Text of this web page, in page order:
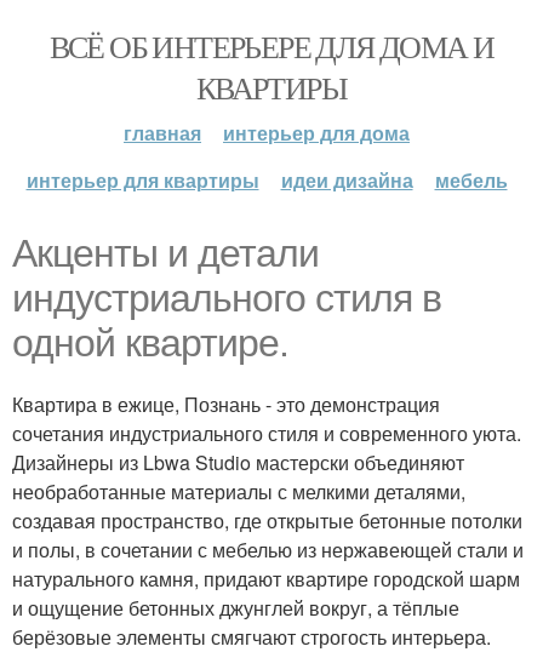
ВСЁ ОБ ИНТЕРЬЕРЕ ДЛЯ ДОМА И
КВАРТИРЫ
главная
интерьер для дома
интерьер для квартиры
идеи дизайна мебель
Акценты и детали
индустриального стиля в
одной квартире.
Квартира в ежице, Познань - это демонстрация
сочетания индустриального стиля и современного уюта.
Дизайнеры из Lbwa Studio мастерски объединяют
необработанные материалы с мелкими деталями,
создавая пространство, где открытые бетонные потолки
и полы, в сочетании с мебелью из нержавеющей стали и
натурального камня, придают квартире городской шарм
и ощущение бетонных джунглей вокруг, а тёплые
берёзовые элементы смягчают строгость интерьера.